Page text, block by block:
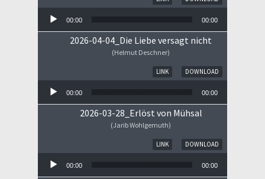
00:00 00:00
2026-04-04_Die Liebe versagt nicht
(Helmut Deschner)
DOWNLOAD
LINK
00:00 00:00
2026-03-28_Erlöst von Mühsal
(Jarib Wohlgemuth)
DOWNLOAD
LINK
00:00 00:00